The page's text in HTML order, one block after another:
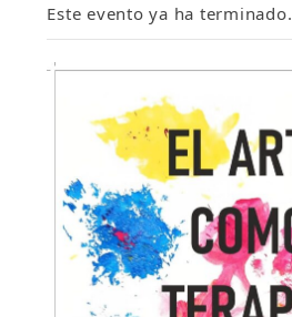
Este evento ya ha terminado.